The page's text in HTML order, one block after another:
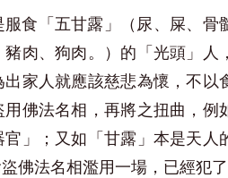
食「五甘露」（尿、屎、骨
肉、狗肉。）的「光頭」人
家人就應該慈悲為懷，不以
佛法名相，再將之扭曲，例
」；又如「甘露」本是天人
佛法名相濫用一場，已經犯了